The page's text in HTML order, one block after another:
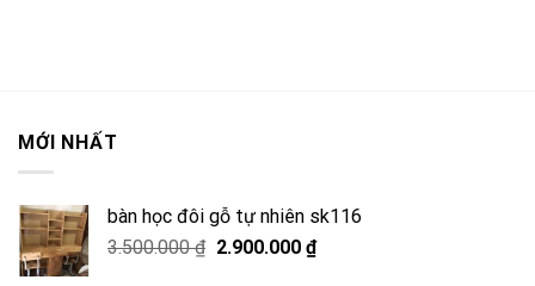
MỚI NHẤT
bàn học đôi gỗ tự nhiên sk116
3.500.000₫ Giá
2.900.000 ₫Giá